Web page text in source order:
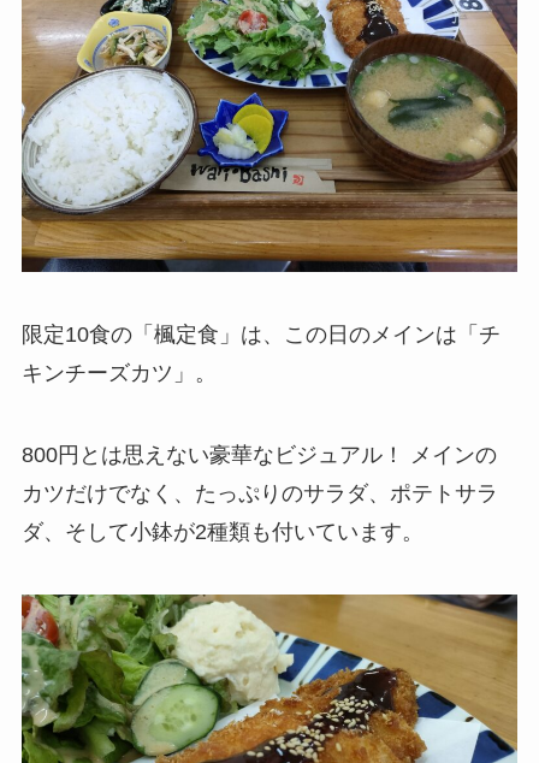
限定10食の「楓定食」は、この日のメインは「チ
キンチーズカツ」。
800円とは思えない豪華なビジュアル！ メインの
カツだけでなく、たっぷりのサラダ、ポテトサラ
ダ、そして小鉢が2種類も付いています。